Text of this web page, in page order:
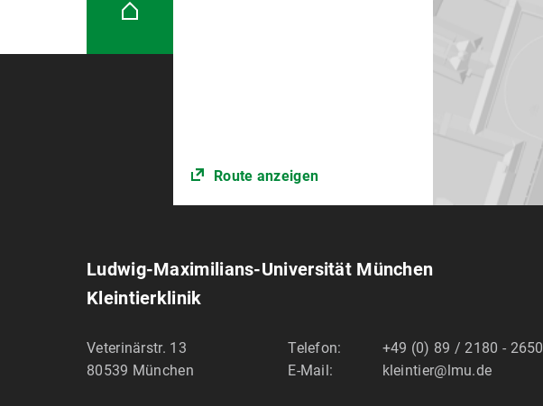
Route anzeigen
Ludwig-Maximilians-Universität München
Kleintierklinik
Veterinärstr. 13
80539 München
Telefon:
+49 (0) 89 / 2180 - 2650
E-Mail:
kleintier@lmu.de